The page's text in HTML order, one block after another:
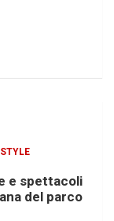
e spettacoli
del parco